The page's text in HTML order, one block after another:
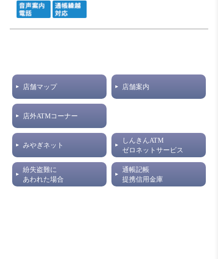
店舗マップ 店舗案内
店外ATMコーナー
みやぎネット
しんきんATM
ゼロネットサービス
紛失盗難に
あわれた場合
通帳記帳
提携信用金庫